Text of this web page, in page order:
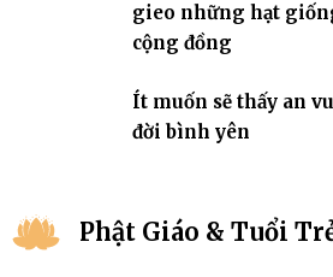
gieo những hạt
cộng đồng
Ít muốn sẽ thấy an
đời bình yên
Phật Giáo & Tuổi